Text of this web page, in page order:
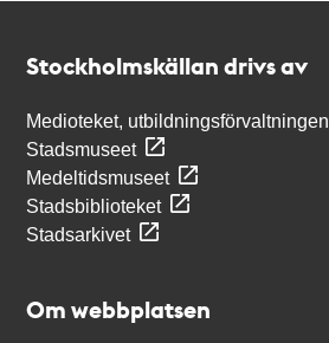
Stockholmskällan drivs av
Medioteket, utbildningsförvaltningen
Stadsmuseet
Medeltidsmuseet
Stadsbiblioteket
Stadsarkivet
Om webbplatsen